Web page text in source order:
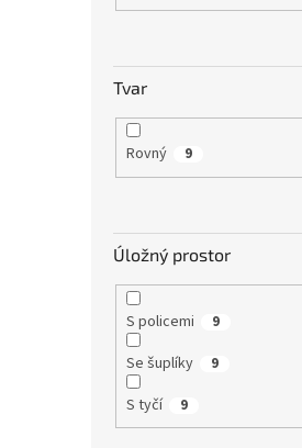
Tvar
Rovný 9
Úložný prostor
S policemi 9
Se šuplíky 9
S tyčí 9